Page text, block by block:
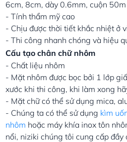
6cm, 8cm, dày 0.6mm, cuộn
- Tính thẩm mỹ cao
- Chịu được thời tiết khắc nhiệt ở
- Thi công nhanh chóng và hiệu
Cấu tạo chân chữ nhôm
- Chất liệu nhôm
- Mặt nhôm được bọc bởi 1 lớp
xước khi thi công, khi làm xong
- Mặt chữ có thể sử dụng mica,
- Chúng ta có thể sử dụng kìm
nhôm hoặc máy khía inox tôn
nổi, niziki chúng tôi cung cấp